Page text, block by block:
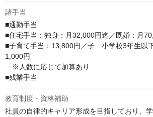
諸手当
■通勤手当
■住宅手当：独身：月32,000円迄／既婚：月
■子育て手当：13,800円／子　小学校3年生以
1,000円
※人数に応じて加算あり
■残業手当
教育制度・資格補助
社員の自律的キャリア形成を目指しており、